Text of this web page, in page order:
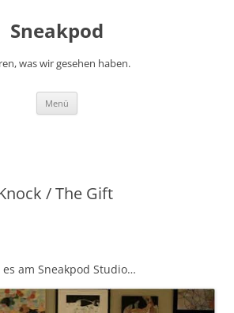
Sneakpod
was wir gesehen haben.
Menü
/ The Gift
am Sneakpod Studio…